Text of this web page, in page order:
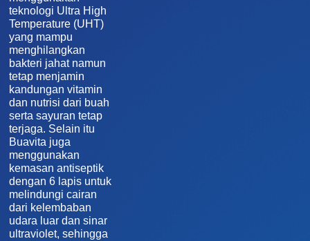
teknologi Ultra High
Temperature (UHT)
yang mampu
menghilangkan
bakteri jahat namun
tetap menjamin
kandungan vitamin
dan nutrisi dari buah
serta sayuran tetap
terjaga. Selain itu
Buavita juga
menggunakan
kemasan antiseptik
dengan 6 lapis untuk
melindungi cairan
dari kelembaban
udara luar dan sinar
ultraviolet, sehingga